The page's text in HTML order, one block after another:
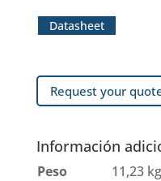
Datasheet
Request your
Información
Peso
11,23 kg